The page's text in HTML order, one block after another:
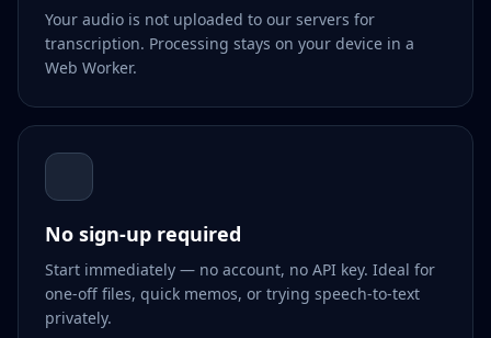
Your audio is not uploaded to our servers for
transcription. Processing stays on your device in a
Web Worker.
No sign-up required
Start immediately — no account, no API key. Ideal for
one-off files, quick memos, or trying speech-to-text
privately.